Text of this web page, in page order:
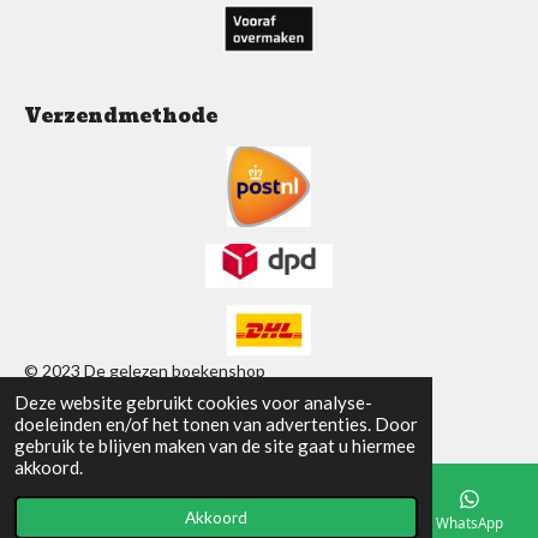
Deze website gebruikt cookies voor analyse-
doeleinden en/of het tonen van advertenties. Door
gebruik te blijven maken van de site gaat u hiermee
akkoord.
Akkoord
Verzendmethode
© 2023 De gelezen boekenshop
Powered byJouwWeb
Telefoonnummer WhatsApp